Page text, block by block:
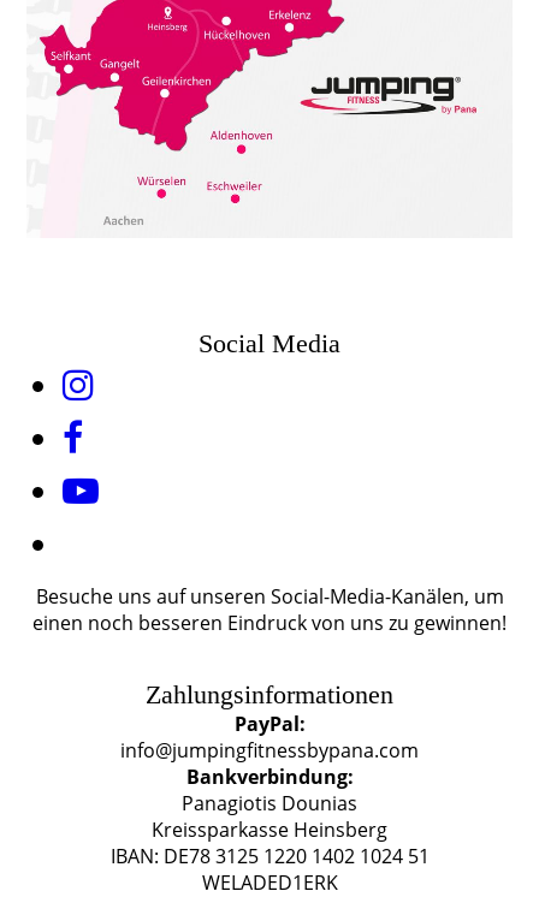
Social Media
Besuche uns auf unseren Social-Media-Kanälen, um
einen noch besseren Eindruck von uns zu gewinnen!
Zahlungsinformationen
PayPal:
info@jumpingfitnessbypana.com
Bankverbindung:
Panagiotis Dounias
Kreissparkasse Heinsberg
IBAN: DE78 3125 1220 1402 1024 51
WELADED1ERK